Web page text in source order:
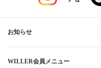
お知らせ
WILLER会員メニュー